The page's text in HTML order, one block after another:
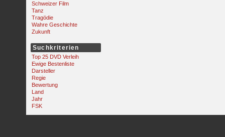
Schweizer Film
Tanz
Tragödie
Wahre Geschichte
Zukunft
Suchkriterien
Top 25 DVD Verleih
Ewige Bestenliste
Darsteller
Regie
Bewertung
Land
Jahr
FSK